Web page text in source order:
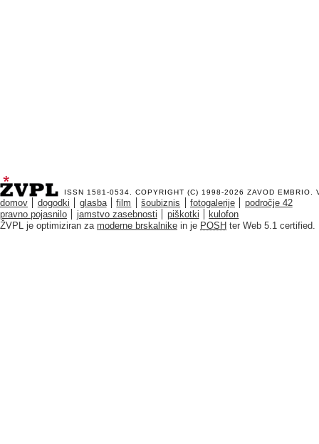
ISSN 1581-0534. COPYRIGHT (C) 1998-2026 ZAVOD EMBRIO .
domov dogodki glasba film šoubiznis fotogalerije
področje 42
pravno pojasnilo
jamstvo zasebnosti piškotki
kulofon
ŽVPL je optimiziran za moderne brskalnike in je POSH ter Web 5.1 certified.